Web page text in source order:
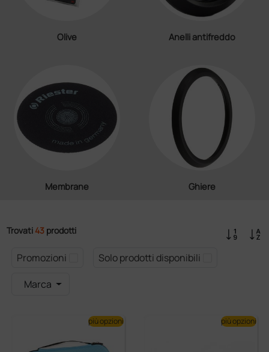
Olive Anelli antifreddo
Membrane Ghiere
Trovati 43 prodotti
Promozioni
Solo prodotti disponibili
Marca
più opzioni più opzioni